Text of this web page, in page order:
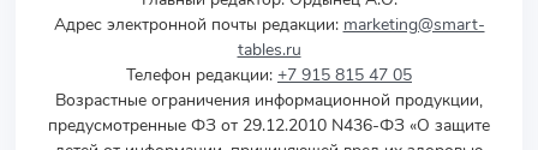
Адрес электронной почты редакции: marketing@smart-
tables.ru
Телефон редакции: +7 915 815 47 05
Возрастные ограничения информационной продукции,
предусмотренные ФЗ от 29.12.2010 N436-ФЗ «О защите